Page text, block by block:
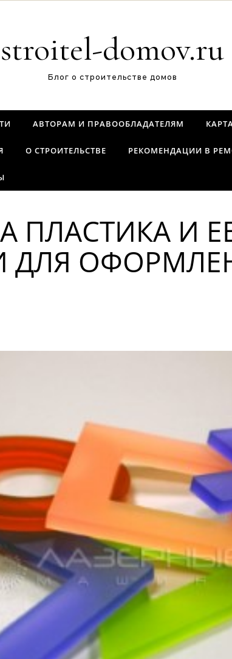
stroitel-domov.ru
Блог о строительстве домов
АВТОРАМ И ПРАВООБЛАДАТЕЛЯМ
О СТРОИТЕЛЬСТВЕ РЕКОМЕНДАЦИИ В
ПЛАСТИКА И
ДЛЯ